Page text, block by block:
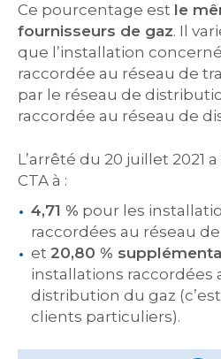
Ce pourcentage est le
fournisseurs de gaz. Il
que l’installation
raccordée au réseau de
par le réseau de
raccordée au réseau de
L’arrêté du 20 juillet 2021
CTA à :
4,71 % pour les
raccordées au réseau
et 20,80 %
installations raccordées
distribution du gaz
clients particuliers).